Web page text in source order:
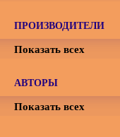
ПРОИЗВОДИТЕЛИ
Показать всех
АВТОРЫ
Показать всех